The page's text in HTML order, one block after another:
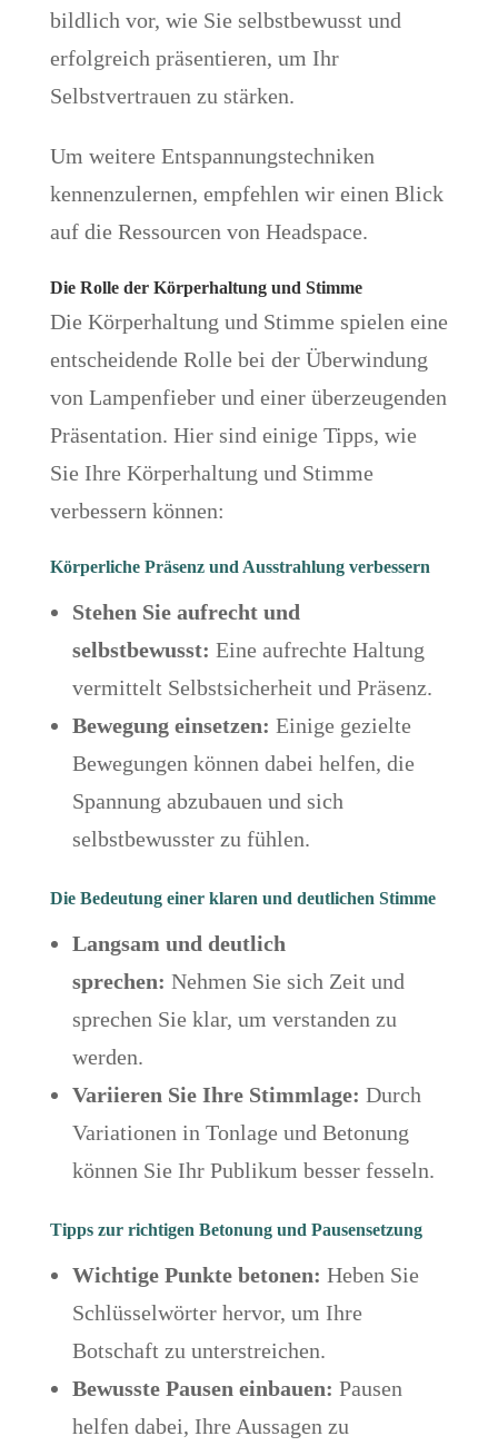
bildlich vor, wie Sie selbstbewusst und
erfolgreich präsentieren, um Ihr
Selbstvertrauen zu stärken.
Um weitere Entspannungstechniken
kennenzulernen, empfehlen wir einen Blick
auf die Ressourcen von Headspace.
Die Rolle der Körperhaltung und Stimme
Die Körperhaltung und Stimme spielen eine
entscheidende Rolle bei der Überwindung
von Lampenfieber und einer überzeugenden
Präsentation. Hier sind einige Tipps, wie
Sie Ihre Körperhaltung und Stimme
verbessern können:
Körperliche Präsenz und Ausstrahlung verbessern
Stehen Sie aufrecht und
selbstbewusst: Eine aufrechte Haltung
vermittelt Selbstsicherheit und Präsenz.
Bewegung einsetzen: Einige gezielte
Bewegungen können dabei helfen, die
Spannung abzubauen und sich
selbstbewusster zu fühlen.
Die Bedeutung einer klaren und deutlichen Stimme
Langsam und deutlich
sprechen: Nehmen Sie sich Zeit und
sprechen Sie klar, um verstanden zu
werden.
Variieren Sie Ihre Stimmlage: Durch
Variationen in Tonlage und Betonung
können Sie Ihr Publikum besser fesseln.
Tipps zur richtigen Betonung und Pausensetzung
Wichtige Punkte betonen: Heben Sie
Schlüsselwörter hervor, um Ihre
Botschaft zu unterstreichen.
Bewusste Pausen einbauen: Pausen
helfen dabei, Ihre Aussagen zu